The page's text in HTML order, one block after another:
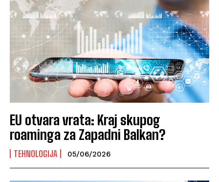
EU otvara vrata: Kraj skupog
roaminga za Zapadni Balkan?
TEHNOLOGIJA 05/06/2026